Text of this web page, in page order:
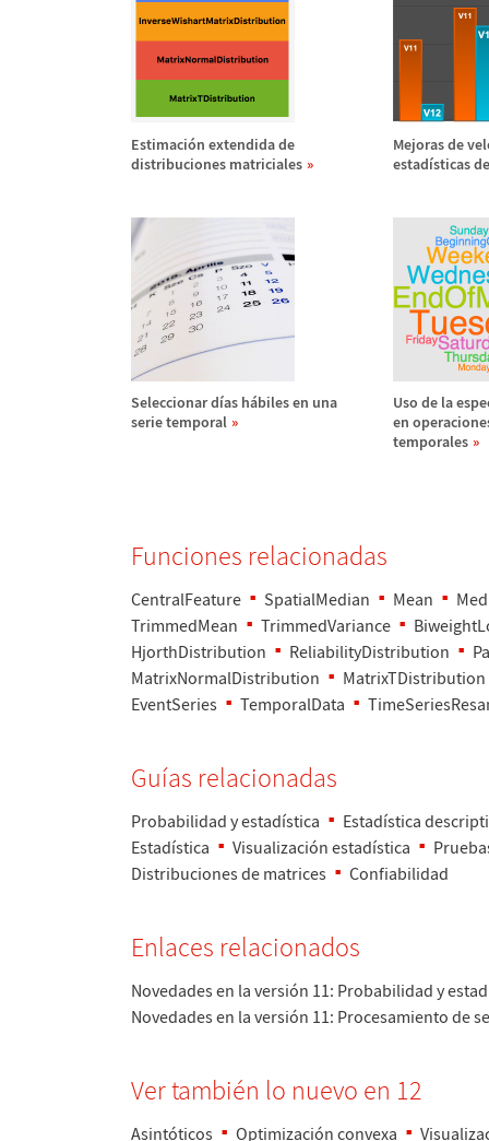
Estimación extendida de
distribuciones matriciales
Mejoras de
estadísticas
Seleccionar días hábiles en una
serie temporal
Uso de la
en
temporales
Funciones relacionadas
CentralFeature SpatialMedian Mean
TrimmedMean
TrimmedVariance
HjorthDistribution
ReliabilityDistribution
MatrixNormalDistribution
MatrixTDistribution
EventSeries
TemporalData
Guías relacionadas
Probabilidad y estadística Estadística
Estadística Visualización estadística
Distribuciones de matrices
Confiabilidad
Enlaces relacionados
Novedades en la versión 11: Probabilidad y estad
Novedades en la versión 11: Procesamiento de
Ver también lo nuevo en 12
Asintóticos Optimización convexa